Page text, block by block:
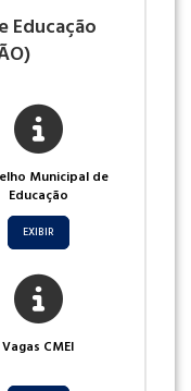
Educação
Municipal de
Educação
EXIBIR
Vagas CMEI